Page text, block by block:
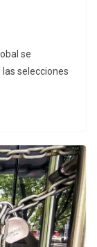
se
selecciones